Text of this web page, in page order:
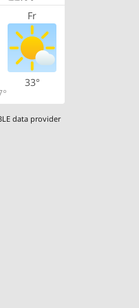
Fr
33°
data provider